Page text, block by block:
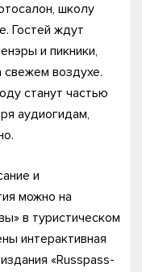
школу
Гостей ждут
и пикники,
свежем воздухе.
станут частью
аудиогидам,
и
можно на
в туристическом
интерактивная
«Russpass-